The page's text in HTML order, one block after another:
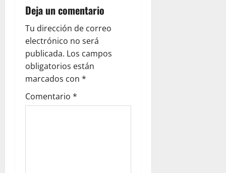
i
g
a
t
i
Deja un comentario
Tu dirección de correo
electrónico no será
publicada. Los campos
obligatorios están
marcados con *
Comentario *